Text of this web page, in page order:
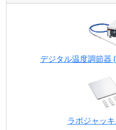
デジタル温度調節器
ラボジャッ